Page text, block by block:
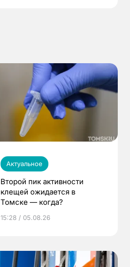
Актуальное
Второй пик активности
клещей ожидается в
Томске — когда?
15:28 / 05.08.26